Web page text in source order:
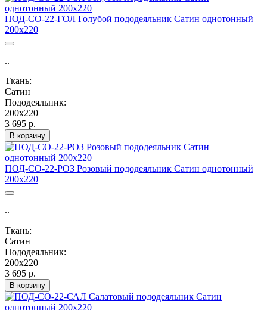
ПОД-СО-22-ГОЛ Голубой пододеяльник Сатин однотонный
200х220
..
Ткань:
Сатин
Пододеяльник:
200х220
3 695 р.
В корзину
ПОД-СО-22-РОЗ Розовый пододеяльник Сатин однотонный
200х220
..
Ткань:
Сатин
Пододеяльник:
200х220
3 695 р.
В корзину